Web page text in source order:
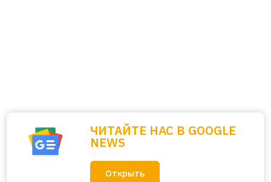
ЧИТАЙТЕ НАС В GOOGLE
NEWS
Открыть